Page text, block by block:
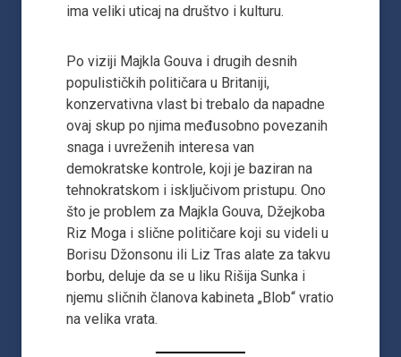
ima veliki uticaj na društvo i kulturu.
Po viziji Majkla Gouva i drugih desnih
populističkih političara u Britaniji,
konzervativna vlast bi trebalo da napadne
ovaj skup po njima međusobno povezanih
snaga i uvreženih interesa van
demokratske kontrole, koji je baziran na
tehnokratskom i isključivom pristupu. Ono
što je problem za Majkla Gouva, Džejkoba
Riz Moga i slične političare koji su videli u
Borisu Džonsonu ili Liz Tras alate za takvu
borbu, deluje da se u liku Rišija Sunka i
njemu sličnih članova kabineta „Blob“ vratio
na velika vrata.